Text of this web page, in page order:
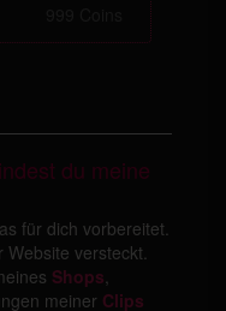
du meine
für dich vorbereitet.
Website versteckt.
Shops,
meiner Clips